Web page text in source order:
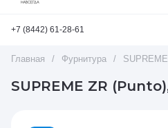
+7 (8442) 61-28-61
Главная / Фурнитура /
SUPREME ZR